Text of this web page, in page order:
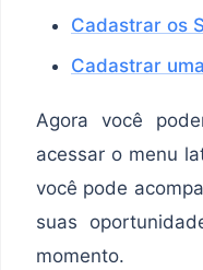
Cadastrar os
Cadastrar
Agora você
acessar o menu
você pode
suas
momento.